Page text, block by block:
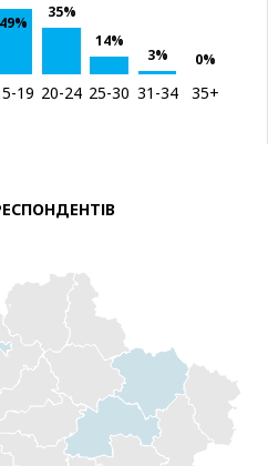
49%
35%
14%
3% 0%
19 20-24 25-30 31-34 35+